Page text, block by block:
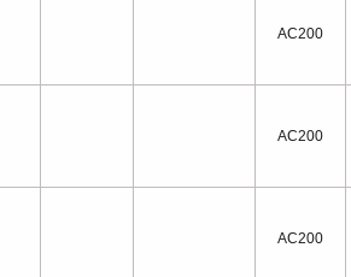
AC200
AC200
AC200